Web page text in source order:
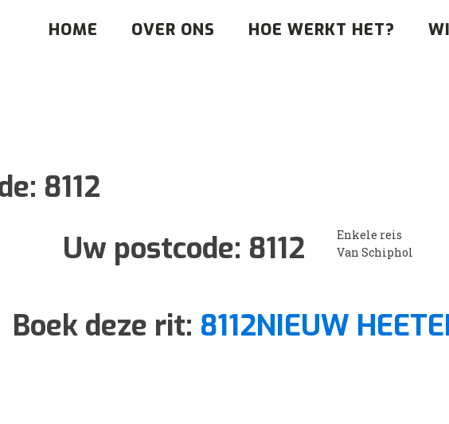
HOME OVER ONS HOE WERKT HET?
8112
Uw postcode: 8112
Enkele reis
Van Schiphol
Boek deze rit: 8112NIEUW